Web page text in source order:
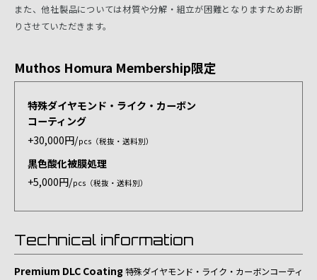
また、他社製品については材質や分解・組立が困難となりますためお断
りさせていただきます。
Muthos Homura Membership限定
特殊ダイヤモンド・ライク・カーボン
コーティング
+30,000円/pcs（税抜・送料別）
黒色酸化被膜処理
+5,000円/pcs（税抜・送料別）
Technical information
Premium DLC Coating 特殊ダイヤモンド・ライク・カーボンコーティ